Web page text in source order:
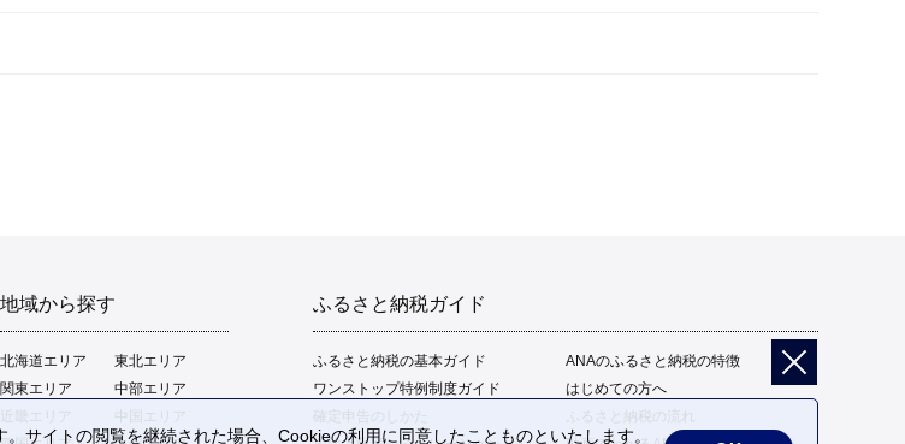
地域から探す
北海道エリア
東北エリア
関東エリア
中部エリア
ふるさと納税ガイド
ふるさと納税の基本ガイド
ANAのふるさと納税の特徴
ワンストップ特例制度ガイド
はじめての方へ
ふるさと納税の流れ
サイトの閲覧を継続された場合、Cookieの利用に同意したことものといたします。